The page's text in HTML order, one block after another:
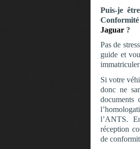
Puis-je
Conformité
Jaguar ?
Pas de
guide et
Si votre
donc ne
l’ANTS.
réception
de